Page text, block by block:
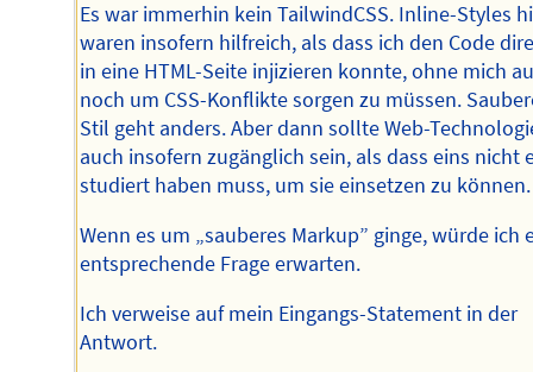
Es war immerhin kein TailwindCSS. Inline-Styles
waren insofern hilfreich, als dass ich den Code
in eine HTML-Seite injizieren konnte, ohne mich
noch um CSS-Konflikte sorgen zu müssen.
Stil geht anders. Aber dann sollte Web-
auch insofern zugänglich sein, als dass eins nicht
studiert haben muss, um sie einsetzen zu können.
Wenn es um „sauberes Markup” ginge, würde ich
entsprechende Frage erwarten.
Ich verweise auf mein Eingangs-Statement in der
Antwort.